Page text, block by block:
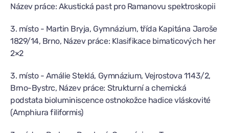
Název práce: Akustická past pro Ramanovu spektroskopii
3. místo - Martin Bryja, Gymnázium, třída Kapitána Jaroše
1829/14, Brno, Název práce: Klasifikace bimaticových her
2×2
3. místo - Amálie Steklá, Gymnázium, Vejrostova 1143/2,
Brno-Bystrc, Název práce: Strukturní a chemická
podstata bioluminiscence ostnokožce hadice vláskovité
(Amphiura filiformis)